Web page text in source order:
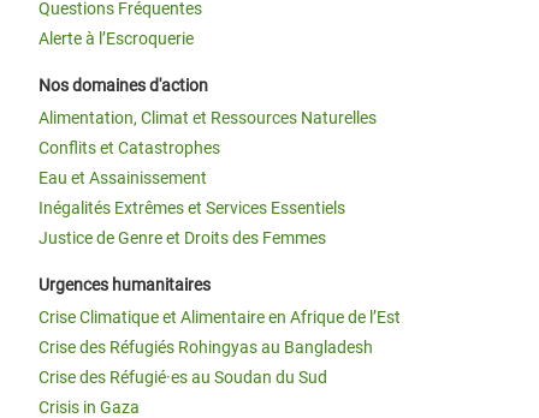
Questions Fréquentes
Alerte à l’Escroquerie
Nos domaines d'action
Alimentation, Climat et Ressources Naturelles
Conflits et Catastrophes
Eau et Assainissement
Inégalités Extrêmes et Services Essentiels
Justice de Genre et Droits des Femmes
Urgences humanitaires
Crise Climatique et Alimentaire en Afrique de l’Est
Crise des Réfugiés Rohingyas au Bangladesh
Crise des Réfugié·es au Soudan du Sud
Crisis in Gaza